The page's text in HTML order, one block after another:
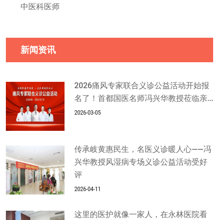
中医科医师
新闻资讯
2026痛风专家联合义诊公益活动开始报
名了！首都国医名师冯兴华教授莅临亲...
2026-03-05
传承岐黄惠民生，名医义诊暖人心——冯
兴华教授风湿病专场义诊公益活动受好
评
2026-04-11
这里的医护就像一家人，在永林医院看